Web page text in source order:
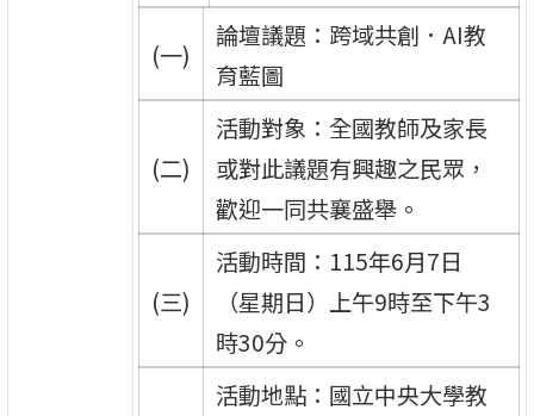
(一)
論壇議題：跨域共創．AI教
育藍圖
(二)
活動對象：全國教師及家長
或對此議題有興趣之民眾，
歡迎一同共襄盛舉。
(三)
活動時間：115年6月7日
（星期日）上午9時至下午3
時30分。
活動地點：國立中央大學教